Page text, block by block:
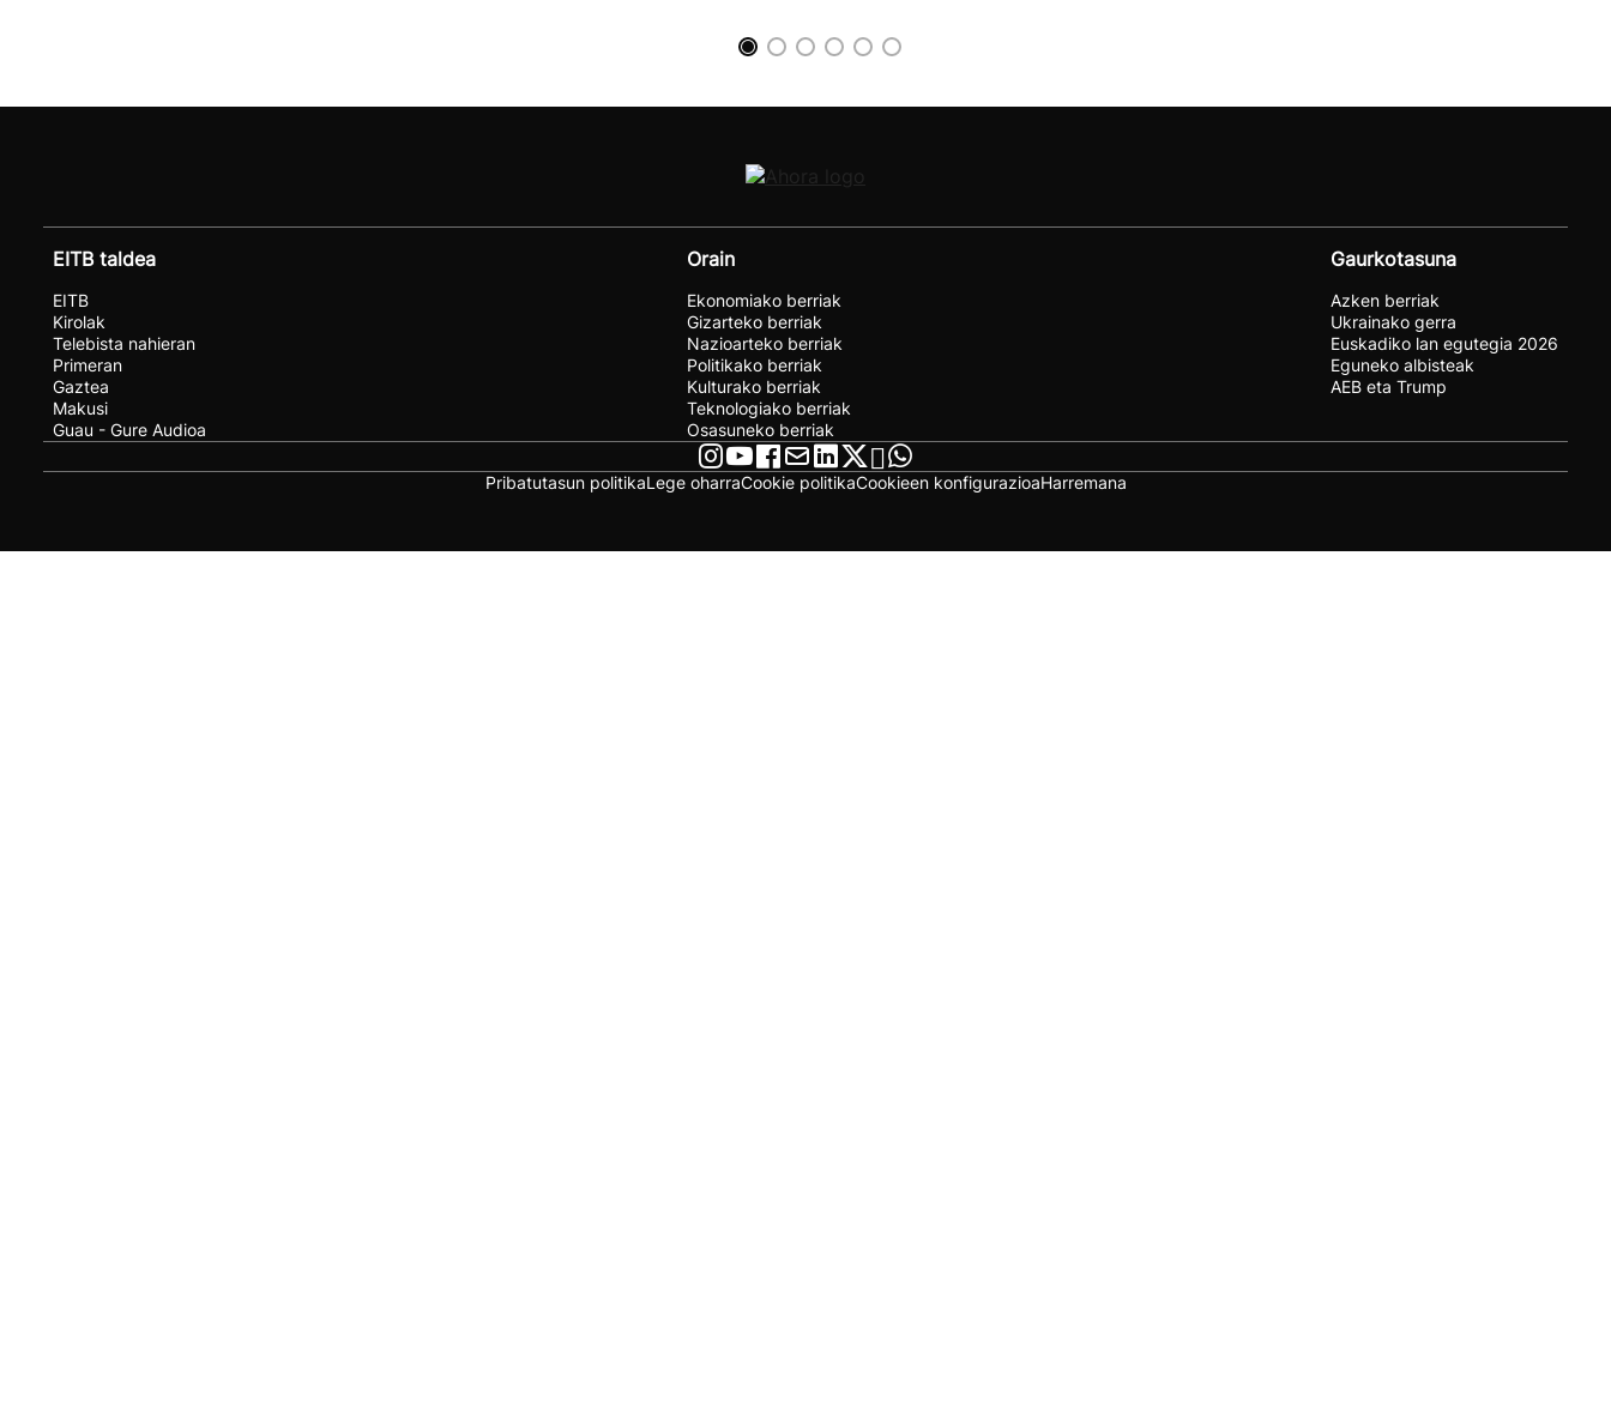
EITB taldea
EITB
Kirolak
Telebista nahieran
Primeran
Gaztea
Makusi
Guau - Gure Audioa
Orain
Ekonomiako berriak
Gizarteko berriak
Nazioarteko berriak
Politikako berriak
Kulturako berriak
Teknologiako berriak
Osasuneko berriak
Gaurkotasuna
Azken berriak
Ukrainako gerra
Euskadiko lan egutegia 2026
Eguneko albisteak
AEB eta Trump
Pribatutasun politikaLege oharraCookie politikaCookieen konfigurazioaHarremana